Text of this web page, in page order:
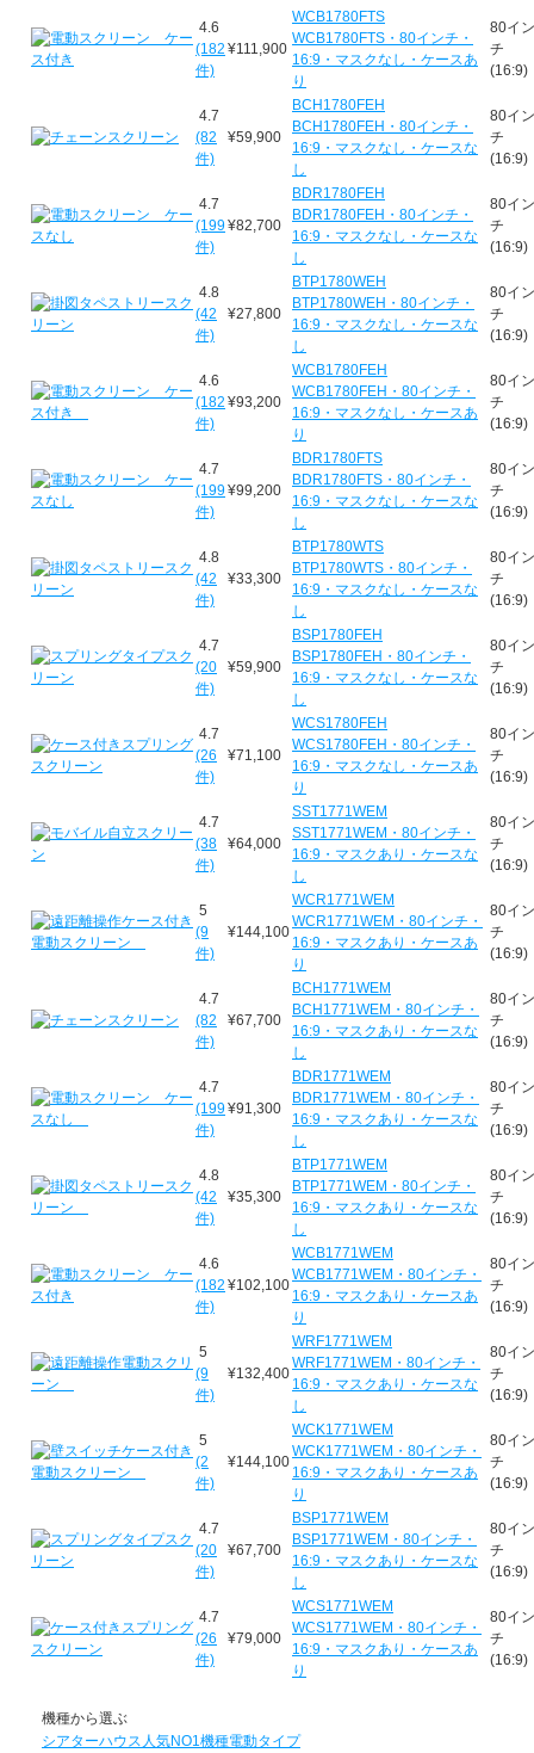
4.6
(182
件)
¥111,900
WCB1780FTS
WCB1780FTS・80インチ・
16:9・マスクなし・ケースあ
り
80イン
チ
(16:9)
4.7
(82
件)
¥59,900
BCH1780FEH
BCH1780FEH・80インチ・
16:9・マスクなし・ケースな
し
80イン
チ
(16:9)
4.7
(199
件)
¥82,700
BDR1780FEH
BDR1780FEH・80インチ・
16:9・マスクなし・ケースな
し
80イン
チ
(16:9)
4.8
(42
件)
¥27,800
BTP1780WEH
BTP1780WEH・80インチ・
16:9・マスクなし・ケースな
し
80イン
チ
(16:9)
4.6
(182
件)
¥93,200
WCB1780FEH
WCB1780FEH・80インチ・
16:9・マスクなし・ケースあ
り
80イン
チ
(16:9)
4.7
(199
件)
¥99,200
BDR1780FTS
BDR1780FTS・80インチ・
16:9・マスクなし・ケースな
し
80イン
チ
(16:9)
4.8
(42
件)
¥33,300
BTP1780WTS
BTP1780WTS・80インチ・
16:9・マスクなし・ケースな
し
80イン
チ
(16:9)
4.7
(20
件)
¥59,900
BSP1780FEH
BSP1780FEH・80インチ・
16:9・マスクなし・ケースな
し
80イン
チ
(16:9)
4.7
(26
件)
¥71,100
WCS1780FEH
WCS1780FEH・80インチ・
16:9・マスクなし・ケースあ
り
80イン
チ
(16:9)
4.7
(38
件)
¥64,000
SST1771WEM
SST1771WEM・80インチ・
16:9・マスクあり・ケースな
し
80イン
チ
(16:9)
5
(9
件)
¥144,100
WCR1771WEM
WCR1771WEM・80インチ・
16:9・マスクあり・ケースあ
り
80イン
チ
(16:9)
4.7
(82
件)
¥67,700
BCH1771WEM
BCH1771WEM・80インチ・
16:9・マスクあり・ケースな
し
80イン
チ
(16:9)
4.7
(199
件)
¥91,300
BDR1771WEM
BDR1771WEM・80インチ・
16:9・マスクあり・ケースな
し
80イン
チ
(16:9)
4.8
(42
件)
¥35,300
BTP1771WEM
BTP1771WEM・80インチ・
16:9・マスクあり・ケースな
し
80イン
チ
(16:9)
4.6
(182
件)
¥102,100
WCB1771WEM
WCB1771WEM・80インチ・
16:9・マスクあり・ケースあ
り
80イン
チ
(16:9)
5
(9
件)
¥132,400
WRF1771WEM
WRF1771WEM・80インチ・
16:9・マスクあり・ケースな
し
80イン
チ
(16:9)
5
(2
件)
¥144,100
WCK1771WEM
WCK1771WEM・80インチ・
16:9・マスクあり・ケースあ
り
80イン
チ
(16:9)
4.7
(20
件)
¥67,700
BSP1771WEM
BSP1771WEM・80インチ・
16:9・マスクあり・ケースな
し
80イン
チ
(16:9)
4.7
(26
件)
¥79,000
WCS1771WEM
WCS1771WEM・80インチ・
16:9・マスクあり・ケースあ
り
80イン
チ
(16:9)
機種から選ぶ
シアターハウス人気NO1機種電動タイプ